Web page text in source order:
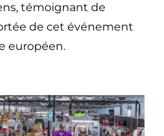
témoignant de
de cet événement
européen.